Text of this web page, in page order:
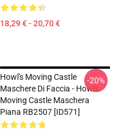
18,29 € - 20,70 €
Howl's Moving Castle
Maschere Di Faccia - Howl's
Moving Castle Maschera
Piana RB2507 [ID571]
-20%